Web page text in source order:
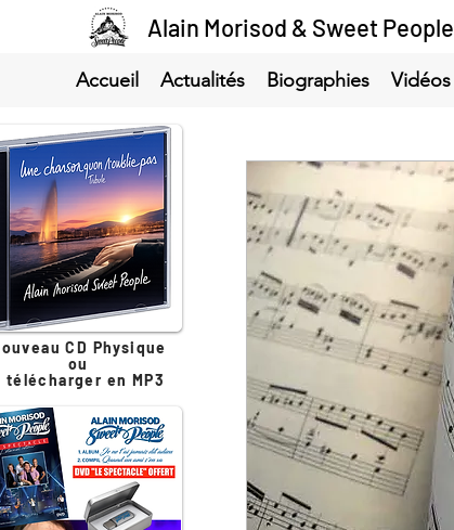
Alain Morisod & Sweet People
Accueil Actualités Biographies Vidéos
CD Physique
ou
télécharger en MP3